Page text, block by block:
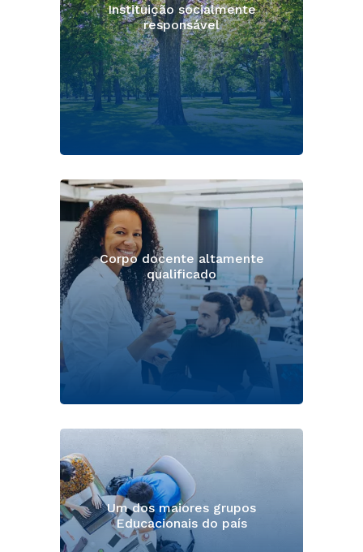
Instituição socialmente
responsável
Corpo docente altamente
qualificado
Um dos maiores grupos
Educacionais do país